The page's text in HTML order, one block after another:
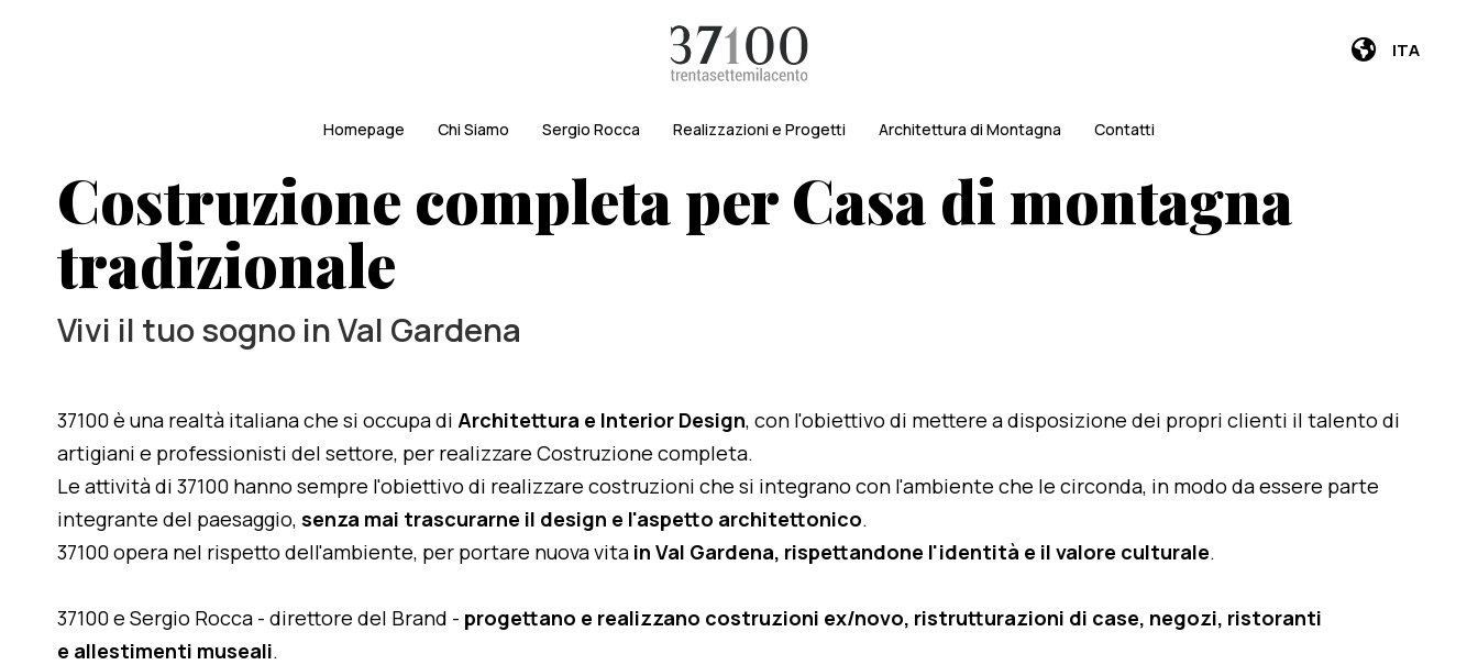
ITA
Homepage Chi Siamo Sergio Rocca Realizzazioni e Progetti Architettura di Montagna Contatti
Costruzione completa per Casa di montagna
tradizionale
Vivi il tuo sogno in Val Gardena
37100 è una realtà italiana che si occupa di Architettura e Interior Design, con l'obiettivo di mettere a disposizione dei propri clienti il talento di
artigiani e professionisti del settore, per realizzare Costruzione completa.
Le attività di 37100 hanno sempre l'obiettivo di realizzare costruzioni che si integrano con l'ambiente che le circonda, in modo da essere parte
integrante del paesaggio, senza mai trascurarne il design e l'aspetto architettonico.
37100 opera nel rispetto dell'ambiente, per portare nuova vita in Val Gardena, rispettandone l'identità e il valore culturale.
37100 e Sergio Rocca - direttore del Brand - progettano e realizzano costruzioni ex/novo, ristrutturazioni di case, negozi, ristoranti
e allestimenti museali.